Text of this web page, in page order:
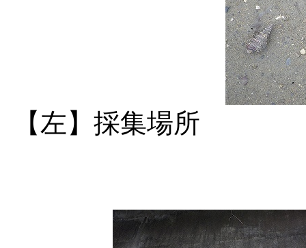
【左】採集場所